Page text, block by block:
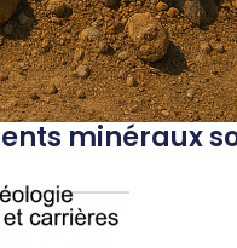
minéraux